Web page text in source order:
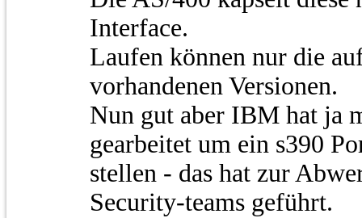
Interface.
Laufen können nur die
vorhandenen Versionen.
Nun gut aber IBM hat ja
gearbeitet um ein s390
stellen - das hat zur
Security-teams geführt.